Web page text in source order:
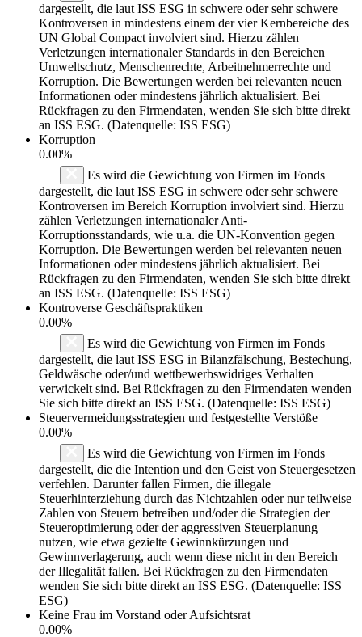
dargestellt, die laut ISS ESG in schwere oder sehr schwere
Kontroversen in mindestens einem der vier Kernbereiche des
UN Global Compact involviert sind. Hierzu zählen
Verletzungen internationaler Standards in den Bereichen
Umweltschutz, Menschenrechte, Arbeitnehmerrechte und
Korruption. Die Bewertungen werden bei relevanten neuen
Informationen oder mindestens jährlich aktualisiert. Bei
Rückfragen zu den Firmendaten, wenden Sie sich bitte direkt
an ISS ESG. (Datenquelle: ISS ESG)
Korruption
0.00%
Es wird die Gewichtung von Firmen im Fonds
dargestellt, die laut ISS ESG in schwere oder sehr schwere
Kontroversen im Bereich Korruption involviert sind. Hierzu
zählen Verletzungen internationaler Anti-
Korruptionsstandards, wie u.a. die UN-Konvention gegen
Korruption. Die Bewertungen werden bei relevanten neuen
Informationen oder mindestens jährlich aktualisiert. Bei
Rückfragen zu den Firmendaten, wenden Sie sich bitte direkt
an ISS ESG. (Datenquelle: ISS ESG)
Kontroverse Geschäftspraktiken
0.00%
Es wird die Gewichtung von Firmen im Fonds
dargestellt, die laut ISS ESG in Bilanzfälschung, Bestechung,
Geldwäsche oder/und wettbewerbswidriges Verhalten
verwickelt sind. Bei Rückfragen zu den Firmendaten wenden
Sie sich bitte direkt an ISS ESG. (Datenquelle: ISS ESG)
Steuervermeidungsstrategien und festgestellte Verstöße
0.00%
Es wird die Gewichtung von Firmen im Fonds
dargestellt, die die Intention und den Geist von Steuergesetzen
verfehlen. Darunter fallen Firmen, die illegale
Steuerhinterziehung durch das Nichtzahlen oder nur teilweise
Zahlen von Steuern betreiben und/oder die Strategien der
Steueroptimierung oder der aggressiven Steuerplanung
nutzen, wie etwa gezielte Gewinnkürzungen und
Gewinnverlagerung, auch wenn diese nicht in den Bereich
der Illegalität fallen. Bei Rückfragen zu den Firmendaten
wenden Sie sich bitte direkt an ISS ESG. (Datenquelle: ISS
ESG)
Keine Frau im Vorstand oder Aufsichtsrat
0.00%